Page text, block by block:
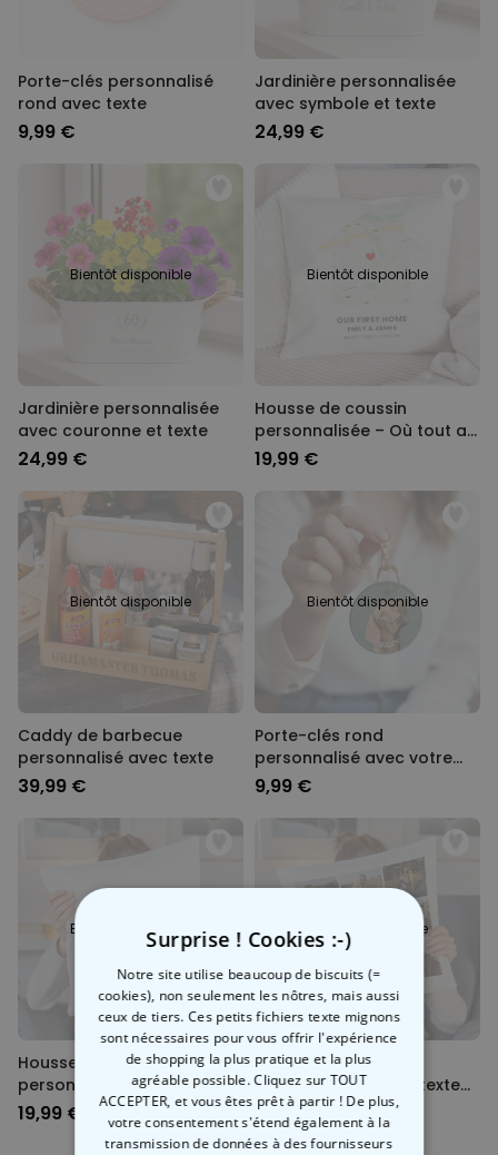
Porte-clés personnalisé
rond avec texte
9,99 €
Jardinière personnalisée
avec symbole et texte
24,99 €
Bientôt disponible
Jardinière personnalisée
avec couronne et texte
24,99 €
Bientôt disponible
Housse de coussin
personnalisée – Où tout a
commencé
19,99 €
Bientôt disponible
Caddy de barbecue
personnalisé avec texte
39,99 €
Bientôt disponible
Porte-clés rond
personnalisé avec votre
animal de compagnie
9,99 €
Bientôt disponible
Housse de coussin
personnalisée avec
monogramme
19,99 €
Bientôt disponible
Housse de coussin
personnalisée avec texte
et symboles
19,99 €
Surprise ! Cookies :-)
Notre site utilise beaucoup de biscuits (=
cookies), non seulement les nôtres, mais aussi
ceux de tiers. Ces petits fichiers texte mignons
sont nécessaires pour vous offrir l'expérience
de shopping la plus pratique et la plus
agréable possible. Cliquez sur TOUT
ACCEPTER, et vous êtes prêt à partir ! De plus,
votre consentement s'étend également à la
transmission de données à des fournisseurs